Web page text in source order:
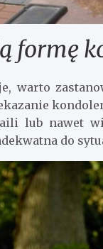
formę
warto
lub nawet
do